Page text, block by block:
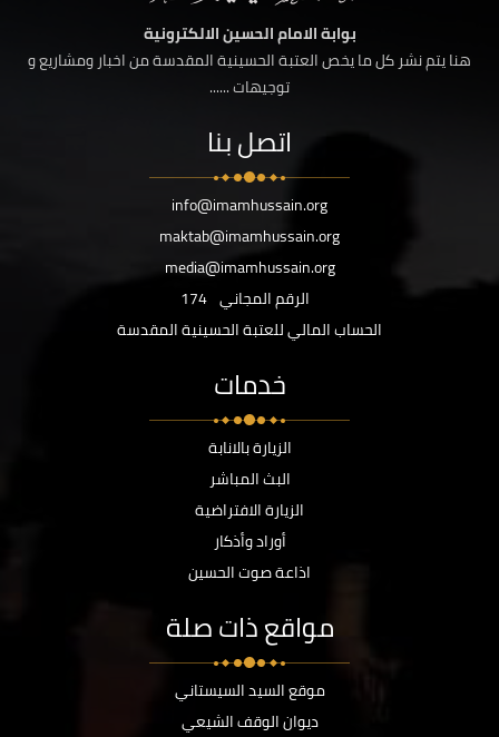
بوابة الامام الحسين الالكترونية
هنا يتم نشر كل ما يخص العتبة الحسينية المقدسة من اخبار ومشاريع و
توجيهات ......
اتصل بنا
info@imamhussain.org
maktab@imamhussain.org
media@imamhussain.org
الرقم المجاني 174
الحساب المالي للعتبة الحسينية المقدسة
خدمات
الزيارة بالانابة
البث المباشر
الزيارة الافتراضية
أوراد وأذكار
اذاعة صوت الحسين
مواقع ذات صلة
موقع السيد السيستاني
ديوان الوقف الشيعي